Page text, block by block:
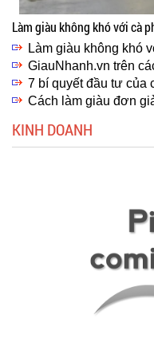
Làm giàu không khó với cà
Làm giàu không khó
GiauNhanh.vn trên
7 bí quyết đầu tư của
Cách làm giàu đơn
KINH DOANH